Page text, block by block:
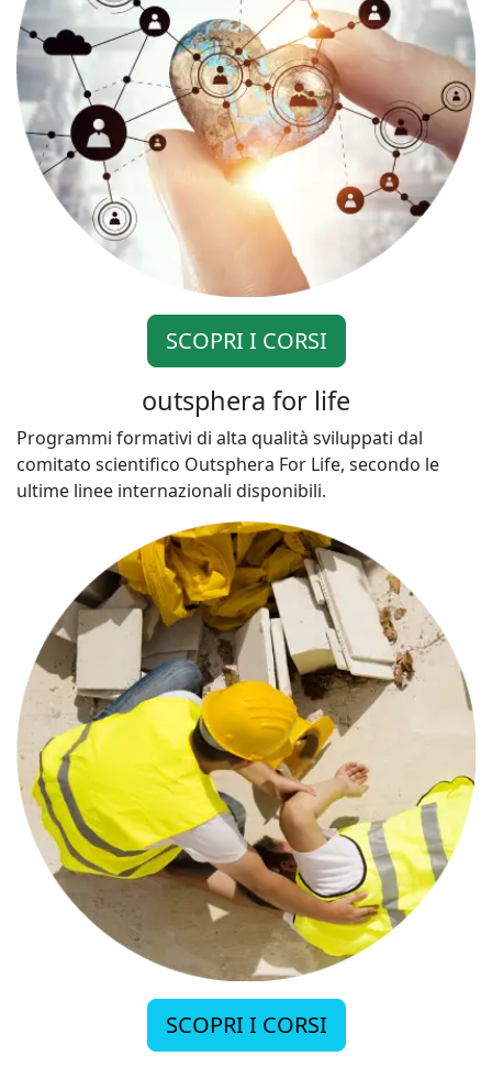
SCOPRI I CORSI
outsphera for life
Programmi formativi di alta qualità sviluppati dal
comitato scientifico Outsphera For Life, secondo le
ultime linee internazionali disponibili.
SCOPRI I CORSI